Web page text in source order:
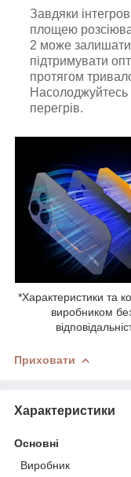
Завдяки
площею
2 може
підтримувати
протягом
Насолоджуйтесь
перегрів.
*Характеристики та
виробником
Приховати
Характеристики
Основні
Виробник